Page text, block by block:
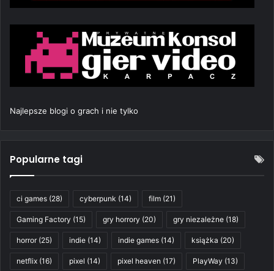
Najlepsze blogi o grach i nie tylko
Popularne tagi
ci games (28) cyberpunk (14) film (21)
Gaming Factory (15) gry horrory (20) gry niezależne (18)
horror(25) indie (14) indie games (14) książka (20)
netflix (16) pixel (14) pixel heaven (17) PlayWay (13)